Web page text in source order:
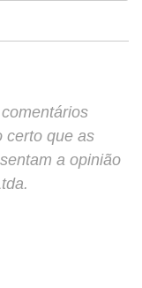
certo que as
a opinião